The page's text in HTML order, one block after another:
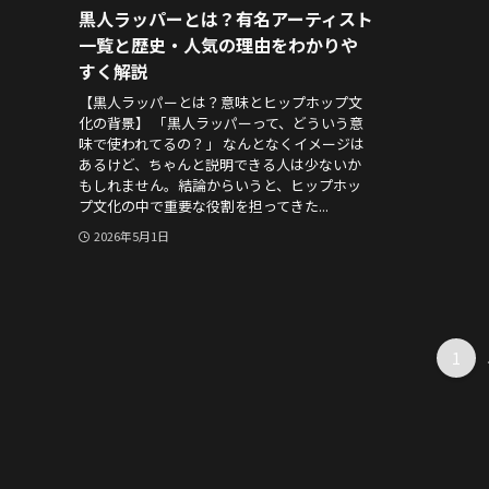
黒人ラッパーとは？有名アーティスト
一覧と歴史・人気の理由をわかりや
すく解説
【黒人ラッパーとは？意味とヒップホップ文
化の背景】 「黒人ラッパーって、どういう意
味で使われてるの？」 なんとなくイメージは
あるけど、ちゃんと説明できる人は少ないか
もしれません。結論からいうと、ヒップホッ
プ文化の中で重要な役割を担ってきた...
2026年5月1日
1